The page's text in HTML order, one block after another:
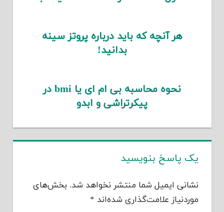
هر آنچه که باید درباره پروتز سینه
بدانید!
نحوه محاسبه بی ام ای یا bmi در
پیکرتراشی و ابدو
یک پاسخ بنویسید
نشانی ایمیل شما منتشر نخواهد شد. بخش‌های
موردنیاز علامت‌گذاری شده‌اند *